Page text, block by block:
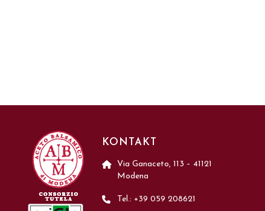
KONTAKT
Via Ganaceto, 113 – 41121
Modena
Tel.: +39 059 208621